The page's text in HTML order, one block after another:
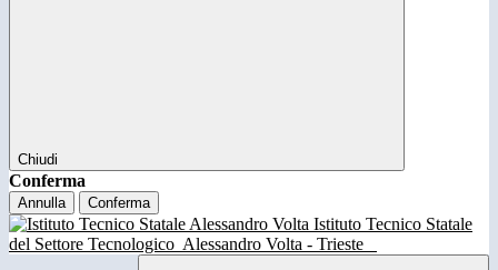
Chiudi
Conferma
Annulla Conferma
Istituto Tecnico Statale
del Settore Tecnologico Alessandro Volta - Trieste